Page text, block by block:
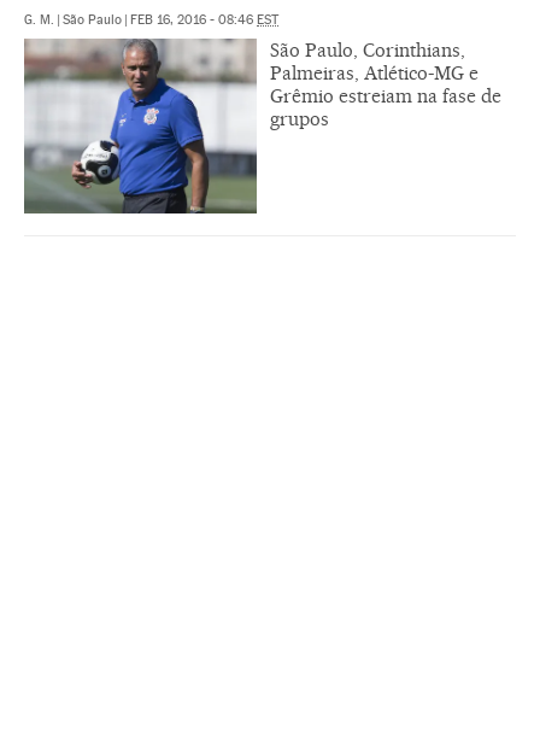
G. M. | São Paulo | FEB 16, 2016 - 08:46 EST
São Paulo, Corinthians,
Palmeiras, Atlético-MG e
Grêmio estreiam na fase de
grupos